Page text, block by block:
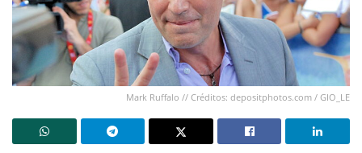
Mark Ruffalo // Créditos: depositphotos.com / GIO_LE